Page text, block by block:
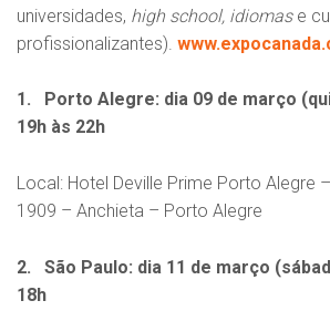
universidades, high school, idiomase
profissionalizantes).
1. Porto Alegre: dia 09 de março
19h às 22h
Local: Hotel Deville Prime Porto Alegre
1909 – Anchieta – Porto Alegre
2. São Paulo: dia 11 de março
18h